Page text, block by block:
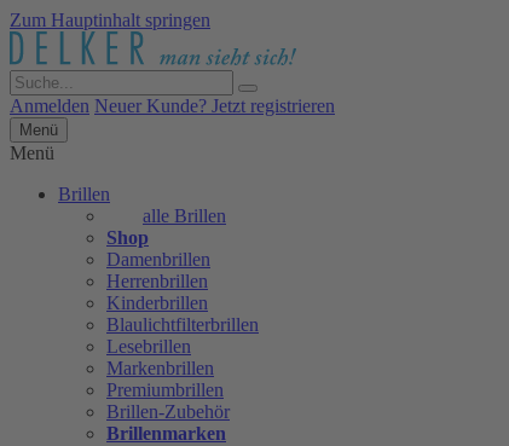
Zum Hauptinhalt springen
Anmelden Neuer Kunde? Jetzt registrieren
Menü
Menü
Brillen
alle Brillen
Shop
Damenbrillen
Herrenbrillen
Kinderbrillen
Blaulichtfilterbrillen
Lesebrillen
Markenbrillen
Premiumbrillen
Brillen-Zubehör
Brillenmarken